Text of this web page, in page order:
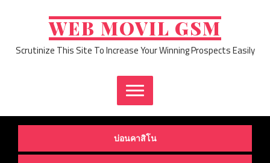
WEB MOVIL GSM
Scrutinize This Site To Increase Your Winning Prospects Easily
บ่อนคาสิโน